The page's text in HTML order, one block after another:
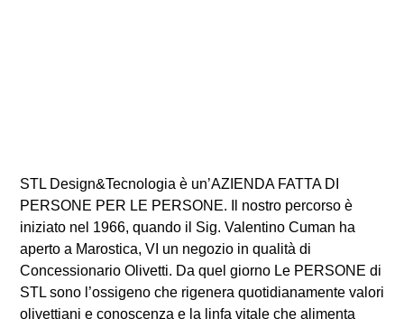
STL Design&Tecnologia è un’AZIENDA FATTA DI
PERSONE PER LE PERSONE. Il nostro percorso è
iniziato nel 1966, quando il Sig. Valentino Cuman ha
aperto a Marostica, VI un negozio in qualità di
Concessionario Olivetti. Da quel giorno Le PERSONE di
STL sono l’ossigeno che rigenera quotidianamente valori
olivettiani e conoscenza e la linfa vitale che alimenta